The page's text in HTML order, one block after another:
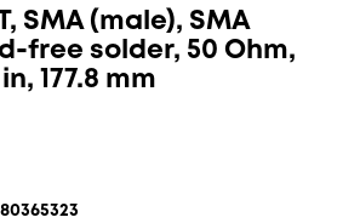
SMA (male), SMA
free solder, 50 Ohm,
177.8 mm